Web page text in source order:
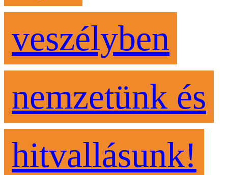
veszélyben
nemzetünk és
hitvallásunk!